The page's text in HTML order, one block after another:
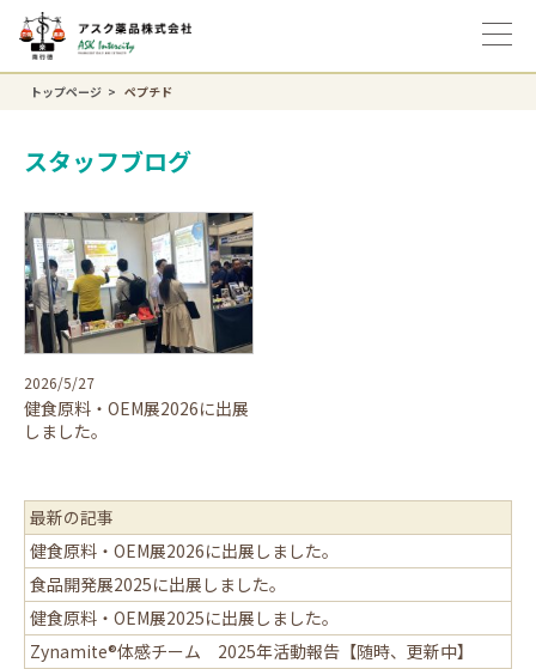
トップページ ペプチド
スタッフブログ
2026/5/27
健食原料・OEM展2026に出展
しました。
最新の記事
健食原料・OEM展2026に出展しました。
食品開発展2025に出展しました。
健食原料・OEM展2025に出展しました。
Zynamite®体感チーム 2025年活動報告【随時、更新中】